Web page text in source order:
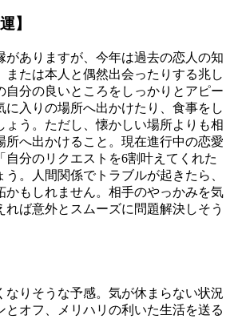
】
がありますが、今年は過去の恋人の知
または本人と偶然出会ったりする兆し
自分の良いところをしっかりとアピー
に入りの場所へ出かけたり、食事をし
ょう。ただし、懐かしい場所よりも相
所へ出かけること。現在進行中の恋愛
自分のリクエストを6割叶えてくれた
。人間関係でトラブルが起きたら、
かもしれません。相手のやっかみを気
れば意外とスムーズに問題解決しそう
なりそうな予感。気が休まらない状況
とオフ、メリハリの利いた生活を送る